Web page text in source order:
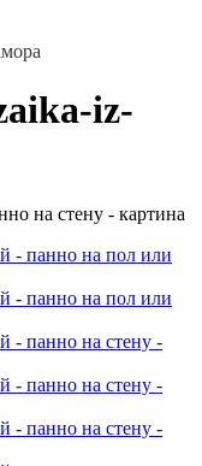
iz-